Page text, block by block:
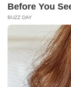
Следете нè на